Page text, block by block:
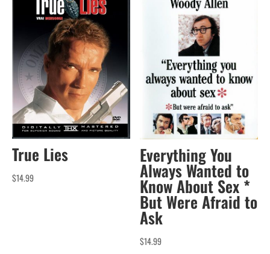
True Lies
$14.99
Everything You
Always Wanted to
Know About Sex *
But Were Afraid to
Ask
$14.99